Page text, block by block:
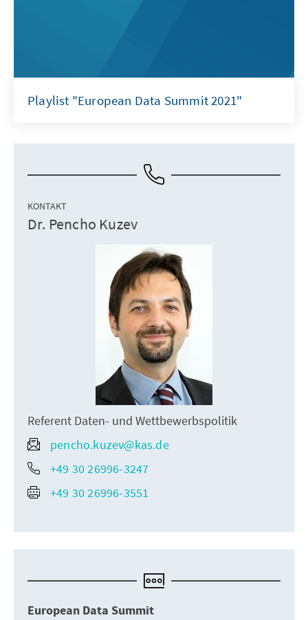
Playlist "European Data Summit 2021"
KONTAKT
Dr. Pencho Kuzev
Referent Daten- und Wettbewerbspolitik
pencho.kuzev@kas.de
+49 30 26996-3247
+49 30 26996-3551
European Data Summit